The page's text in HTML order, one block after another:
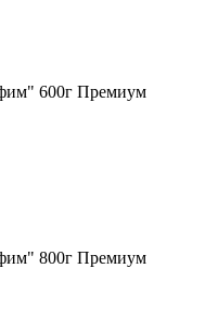
600г Премиум
800г Премиум